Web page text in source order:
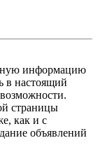
информацию
в настоящий
страницы
как и с
объявлений